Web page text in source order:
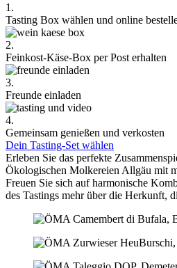
1.
Tasting Box wählen und online
2.
Feinkost-Käse-Box per Post erhalten
3.
Freunde einladen
4.
Gemeinsam genießen und verkosten
Dein Tasting-Set wählen
Erleben Sie das perfekte
Ökologischen Molkereien Allgäu mit
Freuen Sie sich auf harmonische
des Tastings mehr über die Herkunft,